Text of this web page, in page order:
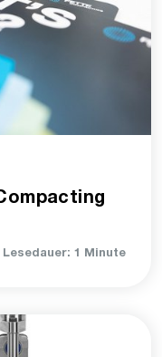
Lesedauer: 1 Minute